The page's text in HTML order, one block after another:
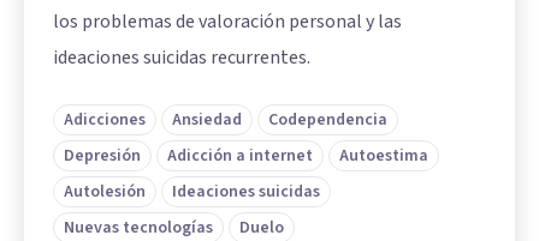
los problemas de valoración personal y las
ideaciones suicidas recurrentes.
Adicciones Ansiedad
Codependencia
Depresión
Adicción a internet
Autoestima
Autolesión
Ideaciones suicidas
Nuevas tecnologías
Duelo